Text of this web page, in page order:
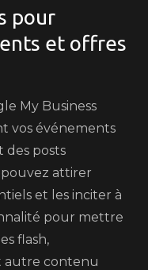
pour
et offres
My Business
vos événements
des posts
attirer
et les inciter à
pour mettre
flash,
autre contenu